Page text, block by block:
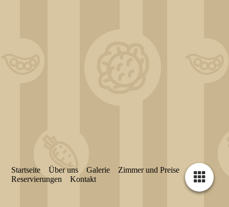
Startseite Über uns Galerie
Zimmer und Preise
ReservierungenKontakt